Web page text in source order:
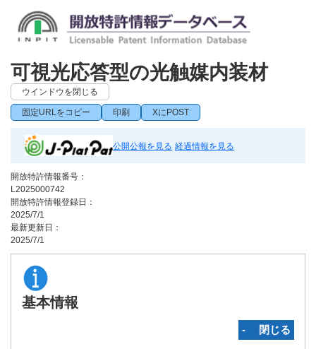
可視光応答型の光触媒内装材
ウインドウを閉じる
固定URLをコピー 印刷 XにPOST
公開公報を見る 経過情報を見る
開放特許情報番号：
L2025000742
開放特許情報登録日：
2025/7/1
最新更新日：
2025/7/1
基本情報
‐ 閉じる